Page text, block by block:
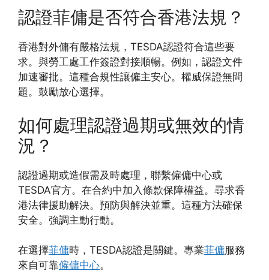
認證菲傭是否符合香港法規？
香港對外傭有嚴格法規，TESDA認證符合這些要
求。與勞工處工作簽證對接順暢。例如，認證文件
加速審批。這種合規性讓僱主安心。權威保證無問
題。鼓勵放心選擇。
如何處理認證過期或無效的情
況？
認證過期或造假需及時處理，聯繫僱傭中心或
TESDA官方。在合約中加入條款保障權益。尋求香
港法律援助解決。預防與解決並重。這種方法確保
安全。強調主動行動。
在選擇菲傭時，TESDA認證是關鍵。專業菲傭服務
來自可靠僱傭中心。